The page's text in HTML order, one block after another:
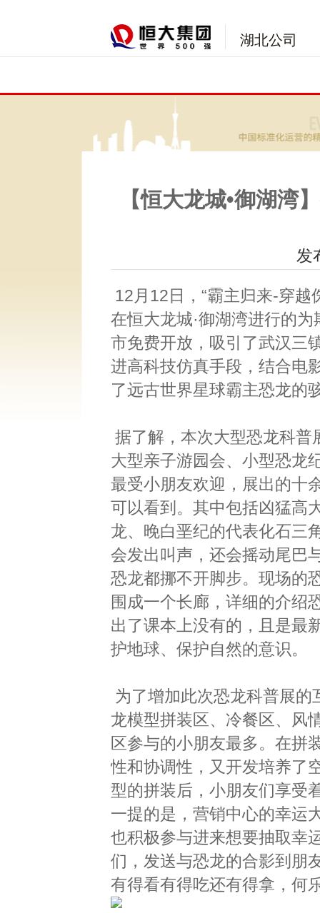
湖北公司
【恒大龙城•御湖湾
发
12月12日，“霸主归来-穿越
在恒大龙城·御湖湾进行的
市免费开放，吸引了武汉三
进高科技仿真手段，结合电
了远古世界星球霸主恐龙的
据了解，本次大型恐龙科普
大型亲子游园会、小型恐龙
最受小朋友欢迎，展出的十
可以看到。其中包括凶猛高
龙、晚白垩纪的代表化石三
会发出叫声，还会摇动尾巴
恐龙都挪不开脚步。现场的
围成一个长廊，详细的介绍
出了课本上没有的，且是最
护地球、保护自然的意识。
为了增加此次恐龙科普展
龙模型拼装区、冷餐区、风
区参与的小朋友最多。在拼
性和协调性，又开发培养了
型的拼装后，小朋友们享受
一提的是，营销中心的幸运
也积极参与进来想要抽取幸
们，发送与恐龙的合影到朋
有得看有得吃还有得拿，何